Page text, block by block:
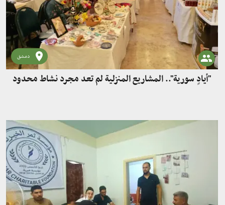
دمشق
"أيادٍ سورية".. المشاريع المنزلية لم تعد مجرد نشاط محدود